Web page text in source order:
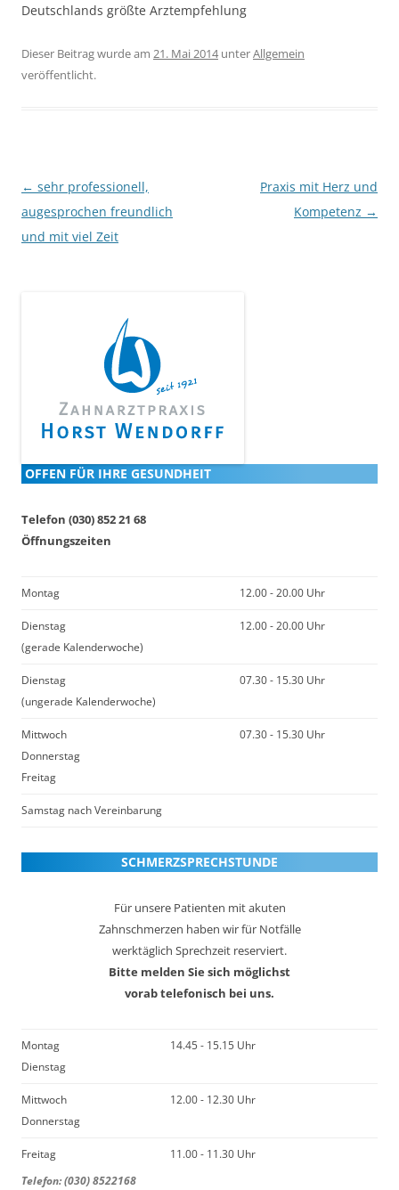
Deutschlands größte Arztempfehlung
Dieser Beitrag wurde am 21. Mai 2014unterAllgemein
veröffentlicht.
Beitragsnavigation
← sehr professionell,
augesprochen freundlich
und mit viel Zeit
Praxis mit Herz und
Kompetenz →
OFFEN FÜR IHRE GESUNDHEIT
Telefon (030) 852 21 68
Öffnungszeiten
Montag 12.00 - 20.00 Uhr
Dienstag
(gerade Kalenderwoche)
12.00 - 20.00 Uhr
Dienstag
(ungerade Kalenderwoche)
07.30 - 15.30 Uhr
Mittwoch
Donnerstag
Freitag
07.30 - 15.30 Uhr
Samstag nach Vereinbarung
SCHMERZSPRECHSTUNDE
Für unsere Patienten mit akuten
Zahnschmerzen haben wir für Notfälle
werktäglich Sprechzeit reserviert.
Bitte melden Sie sich möglichst
vorab telefonisch bei uns.
Montag
Dienstag
14.45 - 15.15 Uhr
Mittwoch
Donnerstag
12.00 - 12.30 Uhr
Freitag
11.00 - 11.30 Uhr
Telefon: (030) 8522168